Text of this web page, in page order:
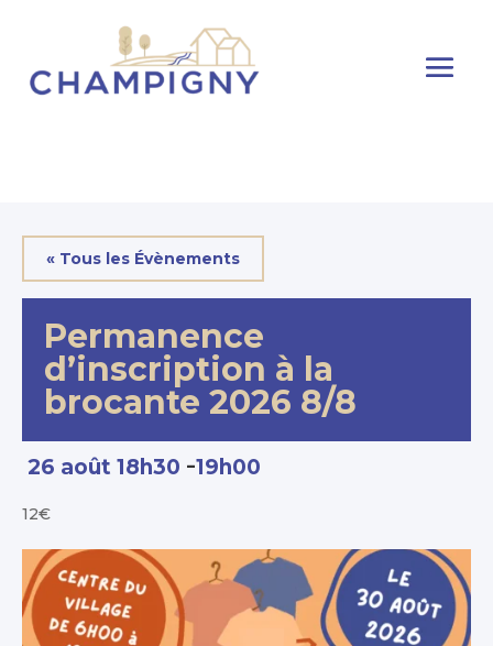
« Tous les Évènements
Permanence
d’inscription à la
brocante 2026 8/8
26 août 18h30 -19h00
12€